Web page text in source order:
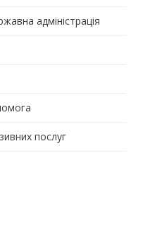
адміністрація
послуг